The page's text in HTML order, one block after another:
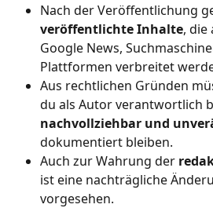
Nach der Veröffentlichung
veröffentlichte Inhalte, die
Google News,
Plattformen verbreitet
Aus rechtlichen Gründen
du als Autor verantwortlich
nachvollziehbar und
dokumentiert bleiben.
Auch zur Wahrung der
ist eine nachträgliche
vorgesehen.